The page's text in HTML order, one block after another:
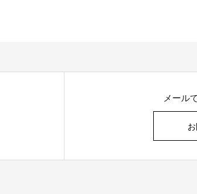
メール